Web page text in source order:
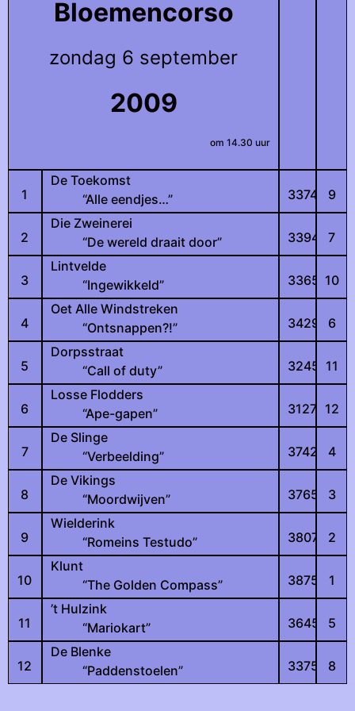
Bloemencorso
zondag 6 september
2009
om 14.30 uur
1
De Toekomst
“Alle eendjes…”
3374 9
2
Die Zweinerei
“De wereld draait door”
3394 7
3
Lintvelde
“Ingewikkeld”
3365 10
4
Oet Alle Windstreken
“Ontsnappen?!”
3429 6
5
Dorpsstraat
“Call of duty”
3245 11
6
Losse Flodders
“Ape-gapen”
3127 12
7
De Slinge
“Verbeelding”
3742 4
8
De Vikings
“Moordwijven”
3765 3
9
Wielderink
“Romeins Testudo”
3807 2
10
Klunt
“The Golden Compass”
3875 1
11
’t Hulzink
“Mariokart”
3645 5
12
De Blenke
“Paddenstoelen”
3375 8